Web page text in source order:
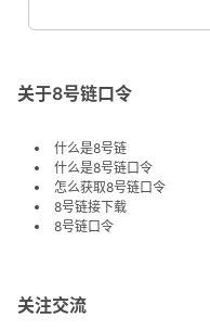
关于8号链口令
什么是8号链
什么是8号链口令
怎么获取8号链口令
8号链接下载
8号链口令
关注交流